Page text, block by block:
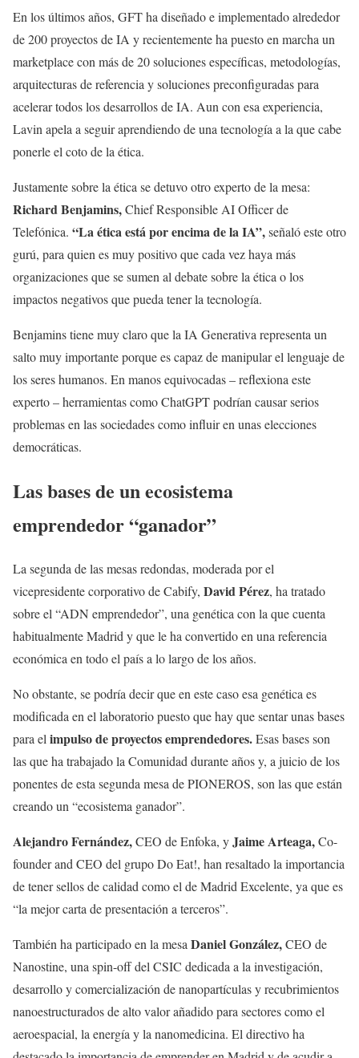
En los últimos años, GFT ha diseñado e implementado alrededor
de 200 proyectos de IA y recientemente ha puesto en marcha un
marketplace con más de 20 soluciones específicas, metodologías,
arquitecturas de referencia y soluciones preconfiguradas para
acelerar todos los desarrollos de IA. Aun con esa experiencia,
Lavin apela a seguir aprendiendo de una tecnología a la que cabe
ponerle el coto de la ética.
Justamente sobre la ética se detuvo otro experto de la mesa:
Richard Benjamins,Chief Responsible AI Officer de
Telefónica. “La ética está por encima de la IA”,señaló este otro
gurú, para quien es muy positivo que cada vez haya más
organizaciones que se sumen al debate sobre la ética o los
impactos negativos que pueda tener la tecnología.
Benjamins tiene muy claro que la IA Generativa representa un
salto muy importante porque es capaz de manipular el lenguaje de
los seres humanos. En manos equivocadas – reflexiona este
experto – herramientas como ChatGPT podrían causar serios
problemas en las sociedades como influir en unas elecciones
democráticas.
Las bases de un ecosistema
emprendedor “ganador”
La segunda de las mesas redondas, moderada por el
vicepresidente corporativo de Cabify, David Pérez, ha tratado
sobre el “ADN emprendedor”, una genética con la que cuenta
habitualmente Madrid y que le ha convertido en una referencia
económica en todo el país a lo largo de los años.
No obstante, se podría decir que en este caso esa genética es
modificada en el laboratorio puesto que hay que sentar unas bases
para el impulso de proyectos emprendedores.Esas bases son
las que ha trabajado la Comunidad durante años y, a juicio de los
ponentes de esta segunda mesa de PIONEROS, son las que están
creando un “ecosistema ganador”.
Alejandro Fernández,CEO de Enfoka, yJaime Arteaga,Co-
founder and CEO del grupo Do Eat!, han resaltado la importancia
de tener sellos de calidad como el de Madrid Excelente, ya que es
“la mejor carta de presentación a terceros”.
También ha participado en la mesa Daniel González,CEO de
Nanostine, una spin-off del CSIC dedicada a la investigación,
desarrollo y comercialización de nanopartículas y recubrimientos
nanoestructurados de alto valor añadido para sectores como el
aeroespacial, la energía y la nanomedicina. El directivo ha